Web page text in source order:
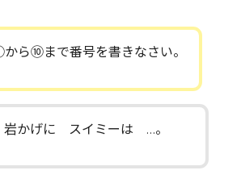
ら⑩まで番号を書きなさい。
かげに スイミーは …。